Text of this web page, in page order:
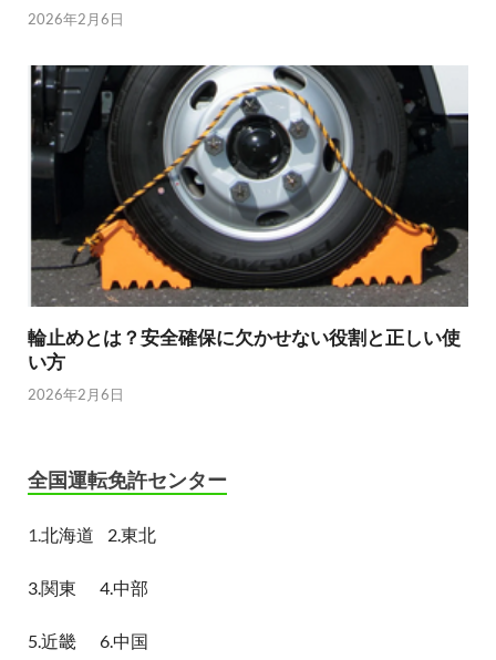
2026年2月6日
輪止めとは？安全確保に欠かせない役割と正しい使
い方
2026年2月6日
全国運転免許センター
1. 北海道 2.東北
3.関東 4.中部
5.近畿 6.中国